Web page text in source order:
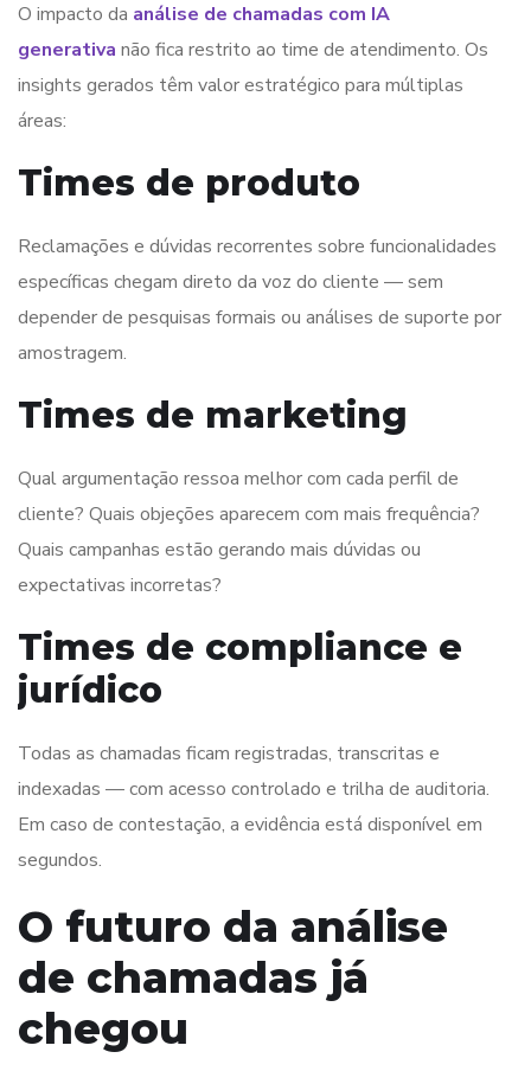
O impacto da análise de chamadas com IA
generativa não fica restrito ao time de atendimento. Os
insights gerados têm valor estratégico para múltiplas
áreas:
Times de produto
Reclamações e dúvidas recorrentes sobre funcionalidades
específicas chegam direto da voz do cliente — sem
depender de pesquisas formais ou análises de suporte por
amostragem.
Times de marketing
Qual argumentação ressoa melhor com cada perfil de
cliente? Quais objeções aparecem com mais frequência?
Quais campanhas estão gerando mais dúvidas ou
expectativas incorretas?
Times de compliance e
jurídico
Todas as chamadas ficam registradas, transcritas e
indexadas — com acesso controlado e trilha de auditoria.
Em caso de contestação, a evidência está disponível em
segundos.
O futuro da análise
de chamadas já
chegou